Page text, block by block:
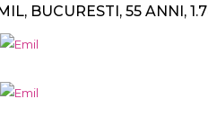
BUCURESTI, 55 ANNI,